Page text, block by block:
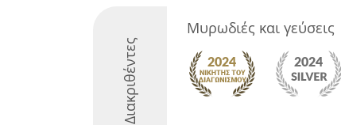
Διακριθέντες
Μυρωδιές και γεύσεις